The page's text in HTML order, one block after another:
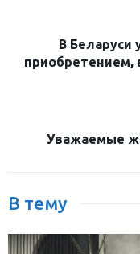
В Беларуси
приобретением,
Уважаемые
В тему